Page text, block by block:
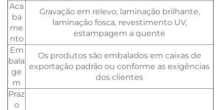
Aca
ba
me
nto
Gravação em relevo, laminação brilhante,
laminação fosca, revestimento UV,
estampagem a quente
Em
bala
ge
m
Os produtos são embalados em caixas de
exportação padrão ou conforme as exigências
dos clientes
Praz
o